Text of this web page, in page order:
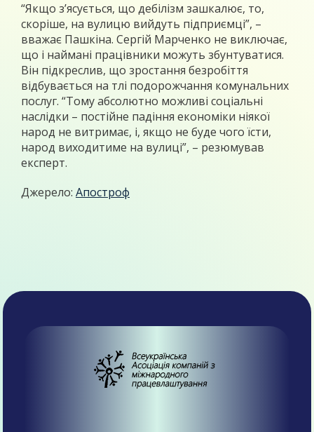
“Якщо з’ясується, що дебілізм зашкалює, то,
скоріше, на вулицю вийдуть підприємці”, –
вважає Пашкіна. Сергій Марченко не виключає,
що і наймані працівники можуть збунтуватися.
Він підкреслив, що зростання безробіття
відбувається на тлі подорожчання комунальних
послуг. “Тому абсолютно можливі соціальні
наслідки – постійне падіння економіки ніякої
народ не витримає, і, якщо не буде чого їсти,
народ виходитиме на вулиці”, – резюмував
експерт.
Джерело: Апостроф